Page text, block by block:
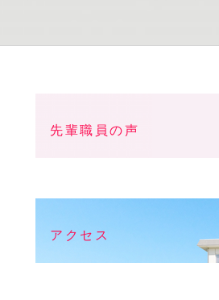
先輩職員の声
アクセス